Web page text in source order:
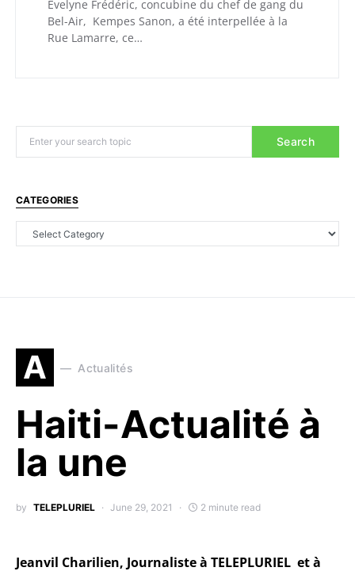
Evelyne Frédéric, concubine du chef de gang du
Bel-Air, Kempes Sanon, a été interpellée à la
Rue Lamarre, ce…
Search
CATEGORIES
A Actualités
Haiti-Actualité à
la une
by TELEPLURIEL June 29, 2021 2 minute read
Jeanvil Charilien, Journaliste à TELEPLURIEL et à